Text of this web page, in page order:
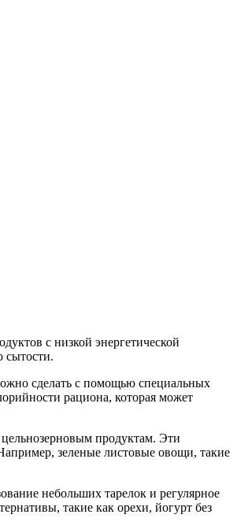
с низкой энергетической
сытости.
сделать с помощью специальных
рациона, которая может
продуктам. Эти
зеленые листовые овощи, такие
небольших тарелок и регулярное
такие как орехи, йогурт без